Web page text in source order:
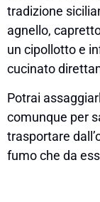
tradizione
agnello,
un cipollotto e
cucinato
Potrai
comunque per
trasportare
fumo che da